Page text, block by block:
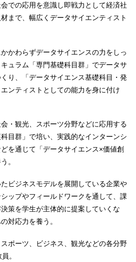
での応⽤を意識し即戦⼒として経済社
まで、幅広くデータサイエンティスト
かわらずデータサイエンスの⼒をしっ
ュラム「専⾨基礎科⽬群」でデータサ
り、「データサイエンス基礎科⽬・発
ンティストとしての能⼒を⾝に付け
・観光、スポーツ分野などに応⽤する
⽬群」で培い、実践的なインターンシ
を通じて「データサイエンス×価値創
。
ビジネスモデルを展開している企業や
ップやフィールドワークを通して、課
策を学⽣が主体的に提案していくな
対応⼒を養う。
ポーツ、ビジネス、観光などの各分野
。